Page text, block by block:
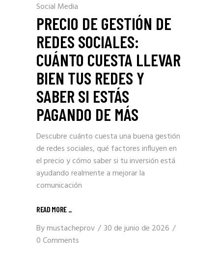
Social Media
PRECIO DE GESTIÓN DE
REDES SOCIALES:
CUÁNTO CUESTA LLEVAR
BIEN TUS REDES Y
SABER SI ESTÁS
PAGANDO DE MÁS
Descubre cuánto cuesta una buena gestión
de redes sociales, qué factores influyen en
el precio y cómo saber si tu inversión está
ayudando realmente a mejorar la
comunicación
READ MORE _
Bymustacheprov
30 de junio de 2026
0 Comments